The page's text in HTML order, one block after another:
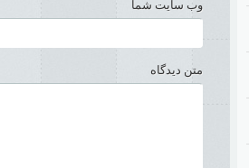
وب سایت شما
متن دیدگاه